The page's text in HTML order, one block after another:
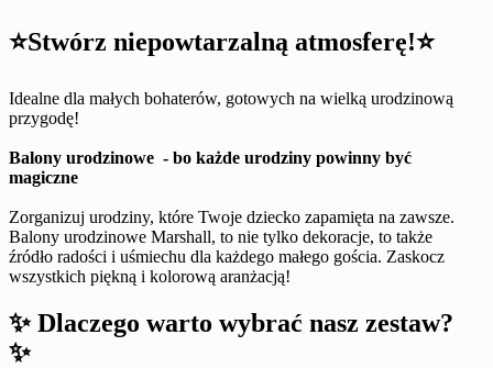
⭐Stwórz niepowtarzalną atmosferę!⭐
Idealne dla małych bohaterów, gotowych na wielką urodzinową
przygodę!
Balony urodzinowe - bo każde urodziny powinny być
magiczne
Zorganizuj urodziny, które Twoje dziecko zapamięta na zawsze.
Balony urodzinowe Marshall, to nie tylko dekoracje, to także
źródło radości i uśmiechu dla każdego małego gościa. Zaskocz
wszystkich piękną i kolorową aranżacją!
✨ Dlaczego warto wybrać nasz zestaw?
✨